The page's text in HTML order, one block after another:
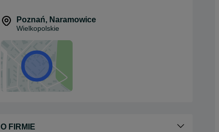
Poznań, Naramowice
Wielkopolskie
O FIRMIE